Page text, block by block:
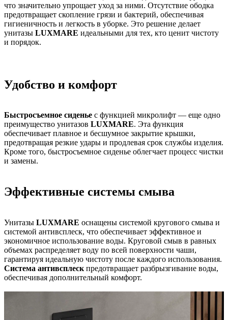
что значительно упрощает уход за ними. Отсутствие ободка
предотвращает скопление грязи и бактерий, обеспечивая
гигиеничность и легкость в уборке. Это решение делает
унитазы LUXMARE идеальными для тех, кто ценит чистоту
и порядок.
Удобство и комфорт
Быстросъемное сиденье с функцией микролифт — еще одно
преимущество унитазов LUXMARE. Эта функция
обеспечивает плавное и бесшумное закрытие крышки,
предотвращая резкие удары и продлевая срок службы изделия.
Кроме того, быстросъемное сиденье облегчает процесс чистки
и замены.
Эффективные системы смыва
Унитазы LUXMARE оснащены системой кругового смыва и
системой антивсплеск, что обеспечивает эффективное и
экономичное использование воды. Круговой смыв в равных
объемах распределяет воду по всей поверхности чаши,
гарантируя идеальную чистоту после каждого использования.
Система антивсплеск предотвращает разбрызгивание воды,
обеспечивая дополнительный комфорт.